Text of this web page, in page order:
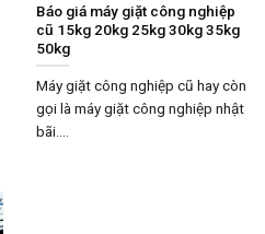
Báo giá máy giặt công nghiệp
cũ 15kg 20kg 25kg 30kg 35kg
50kg
Máy giặt công nghiệp cũ hay còn
gọi là máy giặt công nghiệp nhật
bãi....